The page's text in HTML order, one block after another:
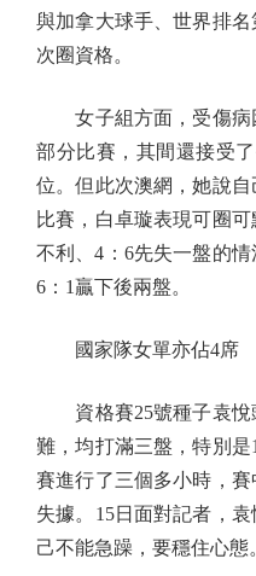
與加拿大球手、世界排
次圈資格。
女子組方面，受傷病
部分比賽，其間還接受
位。但此次澳網，她說
比賽，白卓璇表現可圈
不利、4：6先失一盤的情
6：1贏下後兩盤。
國家隊女單亦佔4席
資格賽25號種子袁悅
難，均打滿三盤，特別
賽進行了三個多小時，
失據。15日面對記者，
己不能急躁，要穩住心態